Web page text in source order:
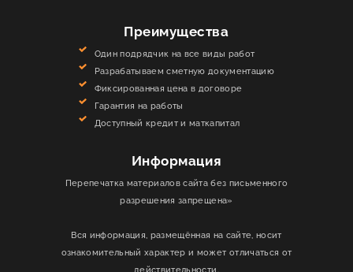
Преимущества
Один подрядчик на все виды работ
Разрабатываем сметную документацию
Фиксированная цена в договоре
Гарантия на работы
Доступный кредит и маткапитал
Информация
Перепечатка материалов сайта без письменного
разрешения запрещена»
Вся информация, размещённая на сайте, носит
ознакомительный характер и может отличаться от
действительности.